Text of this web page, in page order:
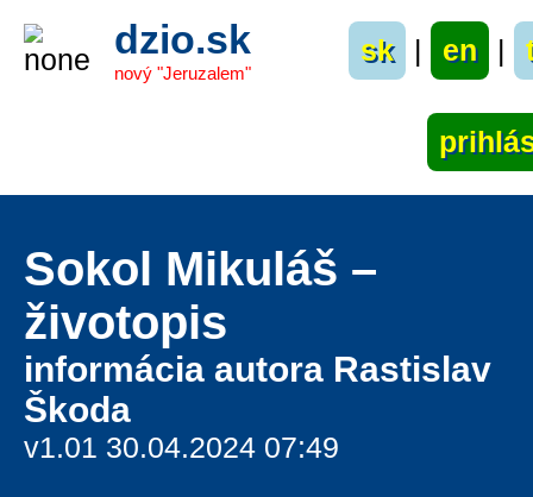
dzio.sk
nový "Jeruzalem"
sk | en |
Sokol Mikuláš –
životopis
informácia autora Rastislav
Škoda
v1.01 30.04.2024 07:49